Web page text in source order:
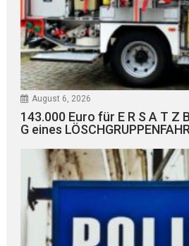
August 6, 2026
143.000 Euro für E R S A T Z
G eines